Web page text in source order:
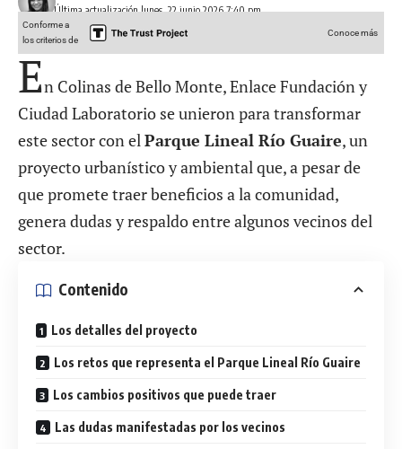
Última actualización lunes, 22 junio 2026 7:40 pm
Conforme a
los criterios de
Conoce más
En Colinas de Bello Monte, Enlace Fundación y
Ciudad Laboratorio se unieron para transformar
este sector con el Parque Lineal Río Guaire, un
proyecto urbanístico y ambiental que, a pesar de
que promete traer beneficios a la comunidad,
genera dudas y respaldo entre algunos vecinos del
sector.
Contenido
Los detalles del proyecto
Los retos que representa el Parque Lineal Río Guaire
Los cambios positivos que puede traer
Las dudas manifestadas por los vecinos